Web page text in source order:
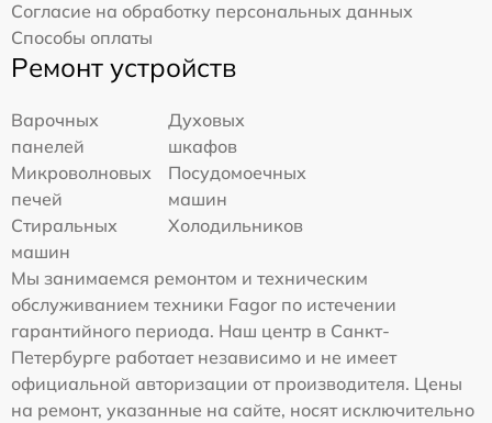
Согласие на обработку персональных данных
Способы оплаты
Ремонт устройств
Варочных
панелей
Духовых
шкафов
Микроволновых
печей
Посудомоечных
машин
Стиральных
машин
Холодильников
Мы занимаемся ремонтом и техническим
обслуживанием техники Fagor по истечении
гарантийного периода. Наш центр в Санкт-
Петербурге работает независимо и не имеет
официальной авторизации от производителя. Цены
на ремонт, указанные на сайте, носят исключительно